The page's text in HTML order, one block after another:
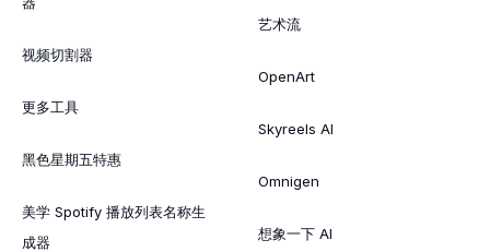
视频切割器
更多工具
黑色星期五特惠
美学 Spotify 播放列表名称生
成器
艺术流
OpenArt
Skyreels AI
Omnigen
想象一下 AI